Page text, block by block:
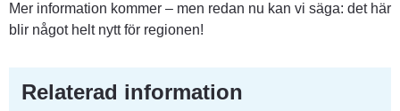
Mer information kommer – men redan nu kan vi säga: det här
blir något helt nytt för regionen!
Relaterad information